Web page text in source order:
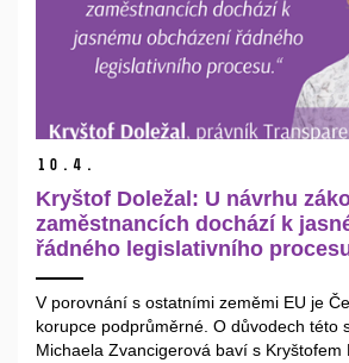
10. 4.
Kryštof Doležal: U návrhu
zaměstnancích dochází k
řádného legislativního
V porovnání s ostatními zeměmi EU je
korupce podprůměrné. O důvodech této
Michaela Zvancigerová baví s Kryštofem